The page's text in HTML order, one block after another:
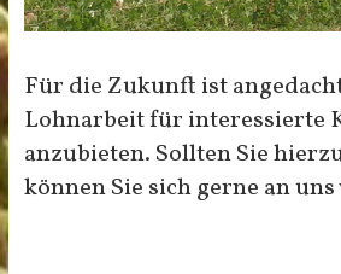
Für die Zukunft ist
Lohnarbeit für interessierte
anzubieten. Sollten Sie
können Sie sich gerne an